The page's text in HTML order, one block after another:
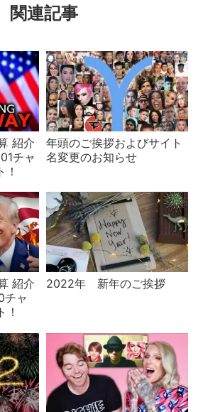
関連記事
紹介
チャ
年頭のご挨拶およびサイト
名変更のお知らせ
紹介
チャ
！
2022年 新年のご挨拶